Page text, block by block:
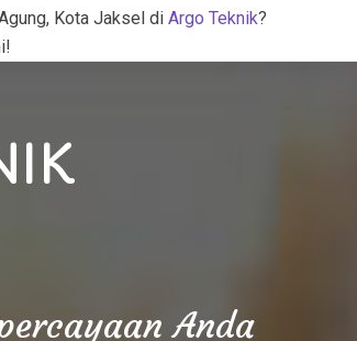
Kota Jaksel di Argo Teknik?
Anda